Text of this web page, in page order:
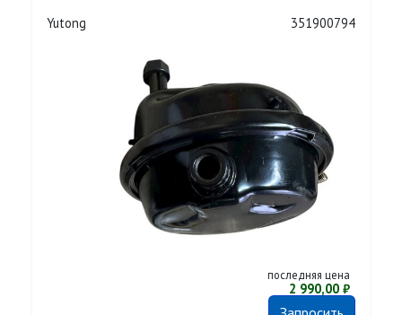
Yutong 351900794
последняя цена
2 990,00 ₽